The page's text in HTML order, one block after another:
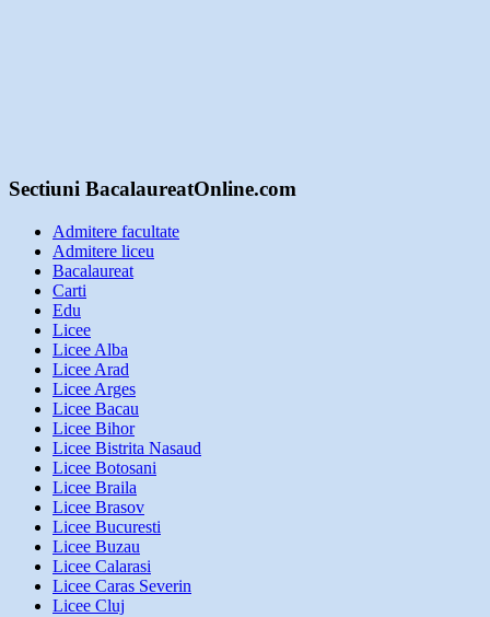
Sectiuni BacalaureatOnline.com
Admitere facultate
Admitere liceu
Bacalaureat
Carti
Edu
Licee
Licee Alba
Licee Arad
Licee Arges
Licee Bacau
Licee Bihor
Licee Bistrita Nasaud
Licee Botosani
Licee Braila
Licee Brasov
Licee Bucuresti
Licee Buzau
Licee Calarasi
Licee Caras Severin
Licee Cluj